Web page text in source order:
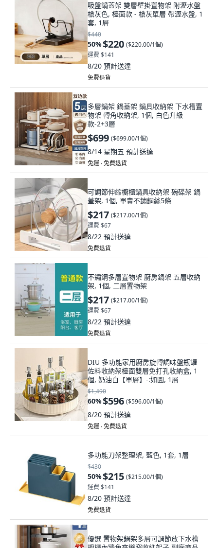
吸盤鍋蓋架 雙層壁掛置物架 附瀝水盤
槍灰色, 檯面款 - 槍灰單層 帶瀝水盤, 1
套, 1層
$440
50%$220 ($220.00/1個)
運費 $141
8/20 預計送達
免費退貨
多層鍋架 鍋蓋架 鍋具收納架 下水槽置
物架 轉角收納架, 1個, 白色升級
款-2+3層
$699 ($699.00/1個)
8/14 星期五 預計送達
免運 ∙ 免費退貨
可調節伸縮櫥櫃鍋具收納架 碗碟架 鍋
蓋架, 1個, 單賣不鏽鋼絲5條
$217 ($217.00/1個)
運費 $67
8/22 預計送達
免費退貨
不鏽鋼多層置物架 廚房鍋架 五層收納
架, 1個, 二層置物架
$217 ($217.00/1個)
運費 $67
8/22 預計送達
免費退貨
DIU 多功能家用廚房旋轉調味盤瓶罐
佐料收納架檯面雙層免打孔收納盒, 1
個, 奶油白【單層】-:如圖, 1層
$1,490
60%$596 ($596.00/1個)
8/20 預計送達
免運 ∙ 免費退貨
多功能刀架整理架, 藍色, 1套, 1層
$430
50%$215 ($215.00/1個)
運費 $141
8/20 預計送達
免費退貨
優選 置物架鍋架多層可調節放下水槽